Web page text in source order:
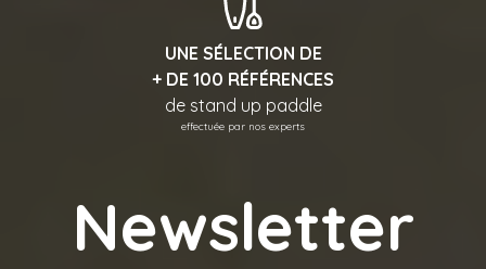
UNE SÉLECTION DE
+ DE 100 RÉFÉRENCES
de stand up paddle
effectuée par nos experts
Newsletter